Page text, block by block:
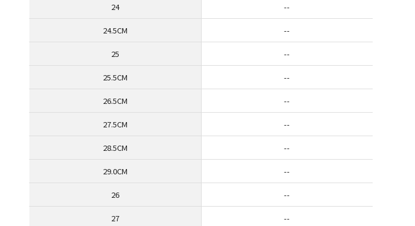
24 --
24.5CM --
25 --
25.5CM --
26.5CM --
27.5CM --
28.5CM --
29.0CM --
26 --
27 --